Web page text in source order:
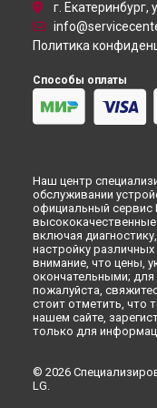
г. Екатеринбург,
Политика
Способы оплаты
Наш центр
обслуживании
официальный сервис
высококачественные
включая
настройку
внимание, что цены,
окончательными; для
пожалуйста,
стоит отметить, что
нашем сайте,
только для
© 2026
LG.